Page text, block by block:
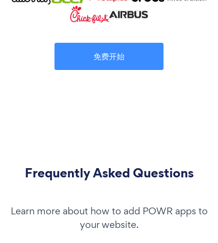
免费开始
Frequently Asked Questions
Learn more about how to add POWR apps to
your website.